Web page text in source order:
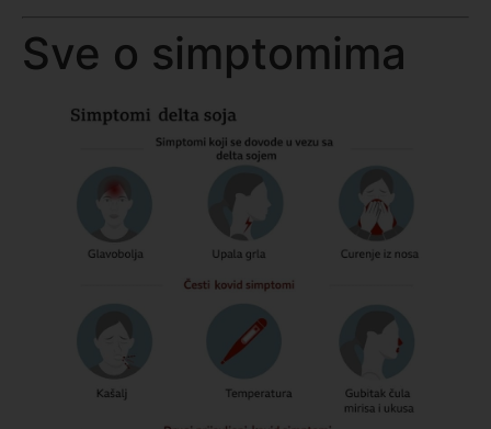
Sve o simptomima